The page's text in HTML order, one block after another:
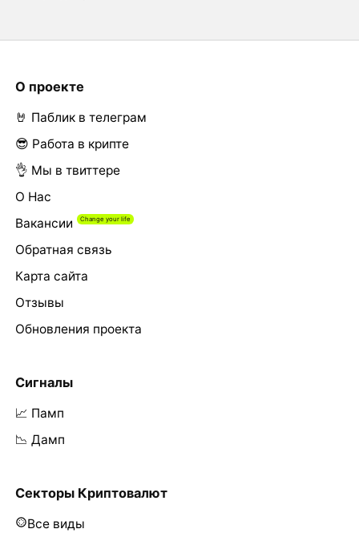
О проекте
🤘 Паблик в телеграм
😎 Работа в крипте
👌 Мы в твиттере
О Нас
Вакансии
Обратная связь
Карта сайта
Отзывы
Обновления проекта
Сигналы
📈 Памп
📉 Дамп
Секторы Криптовалют
Все виды